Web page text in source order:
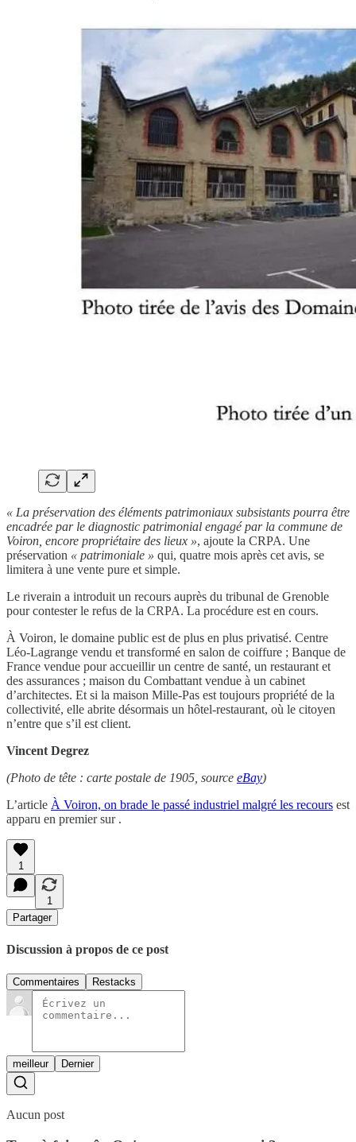
« La préservation des éléments patrimoniaux subsistants pourra être
encadrée par le diagnostic patrimonial engagé par la commune de
Voiron, encore propriétaire des lieux », ajoute la CRPA. Une
préservation « patrimoniale » qui, quatre mois après cet avis, se
limitera à une vente pure et simple.
Le riverain a introduit un recours auprès du tribunal de Grenoble
pour contester le refus de la CRPA. La procédure est en cours.
À Voiron, le domaine public est de plus en plus privatisé. Centre
Léo-Lagrange vendu et transformé en salon de coiffure ; Banque de
France vendue pour accueillir un centre de santé, un restaurant et
des assurances ; maison du Combattant vendue à un cabinet
d’architectes. Et si la maison Mille-Pas est toujours propriété de la
collectivité, elle abrite désormais un hôtel-restaurant, où le citoyen
n’entre que s’il est client.
Vincent Degrez
(Photo de tête : carte postale de 1905, source eBay)
L’article À Voiron, on brade le passé industriel malgré les recours est
apparu en premier sur .
1
1
Partager
Discussion à propos de ce post
Commentaires Restacks
meilleur Dernier
Aucun post